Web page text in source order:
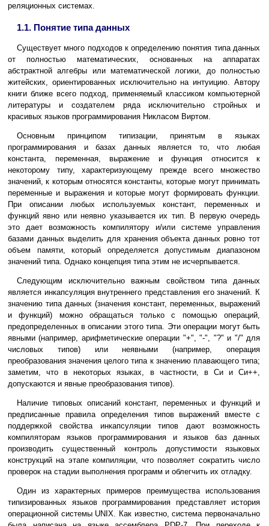
реляционных системах.
1.1. Понятие типа данных
Существует много подходов к определению понятия типа данных
от полностью математических, основанных на аппаратах
абстрактной алгебры или математической логики, до полностью
житейских, ориентированных исключительно на интуицию. Автору
книги ближе всего подход, применяемый классиком компьютерной
литературы и создателем ряда исключительно стройных и
красивых языков программирования Никласом Виртом.
Основным принципом типизации, принятым в языках
программирования и базах данных является то, что любая
константа, переменная, выражение и функция относится к
некоторому типу, характеризующему прежде всего множество
значений, к которым относятся константы, которые могут принимать
переменные и выражения и которые могут формировать функции.
При описании любых используемых констант, переменных и
функций явно или неявно указывается их тип. В первую очередь
это дает возможность компилятору и/или системе управления
базами данных выделить для хранения объекта данных ровно тот
объем памяти, который определяется допустимым диапазоном
значений типа. Однако концепция типа этим не исчерпывается.
Следующим исключительно важным свойством типа данных
является инкапсуляция внутреннего представления его значений. К
значению типа данных (значения констант, переменных, выражений
и функций) можно обращаться только с помощью операций,
предопределенных в описании этого типа. Эти операции могут быть
явными (например, арифметические операции "+", "-", "?" и "/" для
числовых типов) или неявными (например, операция
преобразования значения целого типа к значению плавающего типа;
заметим, что в некоторых языках, в частности, в Си и Си++,
допускаются и явные преобразования типов).
Наличие типовых описаний констант, переменных и функций и
предписанные правила определения типов выражений вместе с
поддержкой свойства инкапсуляции типов дают возможность
компиляторам языков программирования и языков баз данных
производить существенный контроль допустимости языковых
конструкций на этапе компиляции, что позволяет сократить число
проверок на стадии выполнения программ и облегчить их отладку.
Один из характерных примеров преимущества использования
типизированных языков программирования представляет история
операционной системы UNIX. Как известно, система первоначально